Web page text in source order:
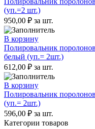
(уп.=2 шт.)
950,00 ₽ за шт.
В корзину
Полировальник
белый (уп.= 2шт.)
612,00 ₽ за шт.
В корзину
Полировальник
(уп.= 2шт.)
596,00 ₽ за шт.
Категории товаров